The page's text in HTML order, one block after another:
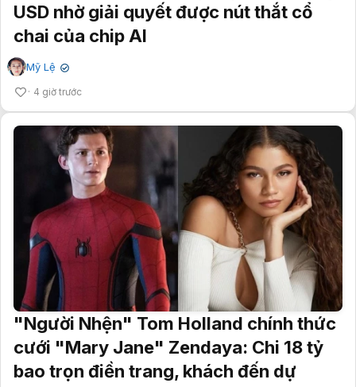
USD nhờ giải quyết được nút thắt cổ
chai của chip AI
Mỹ Lệ ✔
4 giờ trước
"Người Nhện" Tom Holland chính thức
cưới "Mary Jane" Zendaya: Chi 18 tỷ
bao trọn điền trang, khách đến dự